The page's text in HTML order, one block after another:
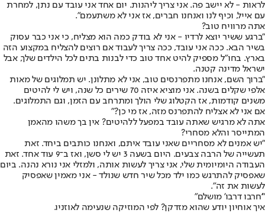
לראות - לא יישב פה. אני צריך ליהנות. יום אחד אני עובד עם נתן, למחרת
עם אייל, וכיף לנו ואנחנו חברים, אז אני לא משתעמם".
אתה מרוויח טוב?
"ברגע ששיר יוצא לרדיו - אני לא בודק כמה הוא מצליח, כי אני כבר עסוק
בשיר הבא. ככה אני עובד, ככה צריך לעבוד אם רוצים להצליח במקצוע הזה
בארץ. בחו"ל מספיק להיט אחד טוב כדי לבנות בתים לכל הילדים שלך, אבל
ישראל מדינה קטנה.
"ברוך השם, אנחנו מתפרנסים טוב, אני לא מתלונן. יש תמלוגים של מאות
אלפי שקלים בשנה. אני מוציא איזה 70 שירים כל שנה, ויש לי להיטים
משנים קודמות, אז הקטלוג שלי הולך ומתרחב עם הזמן, וגם התמלוגים.
אם אני לא אצליח להתפרנס מזה, אז מי כן?"
אתה לא מרגיש שאתה עובד במפעל ללהיטים? אין בך משהו מהאמן
המתייסר והלא מסחרי?
"יש אמנים לא מסחריים שאני עובד איתם, ואנחנו כותבים ביחד. זאת
תעשייה של הרבה צבעים. היום בשעה 3 יש לי סשן, ואז ב־9 עוד אחד. זאת
העבודה היומיומית שלי, אני צריך לעשות אותה, ולמזלי אני נורא נהנה. ביום
שאפסיק להתרגש כמו ילד מכל שיר חדש שנולד - אני מאמין שאפסיק
לעשות את זה".
"'חרבו דרבו' מושלם"
איך אוחיון יודע שהוא מזדקן? לפי המוזיקה שנעימה לאוזניו.